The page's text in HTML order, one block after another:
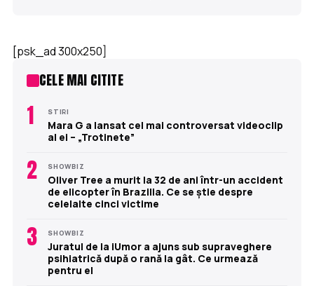
[psk_ad 300x250]
CELE MAI CITITE
1 STIRI
Mara G a lansat cel mai controversat videoclip
al ei – „Trotinete”
2 SHOWBIZ
Oliver Tree a murit la 32 de ani într-un accident
de elicopter în Brazilia. Ce se știe despre
celelalte cinci victime
3 SHOWBIZ
Juratul de la iUmor a ajuns sub supraveghere
psihiatrică după o rană la gât. Ce urmează
pentru el